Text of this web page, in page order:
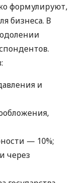
формулируют,
бизнеса. В
и
— 10%;
через